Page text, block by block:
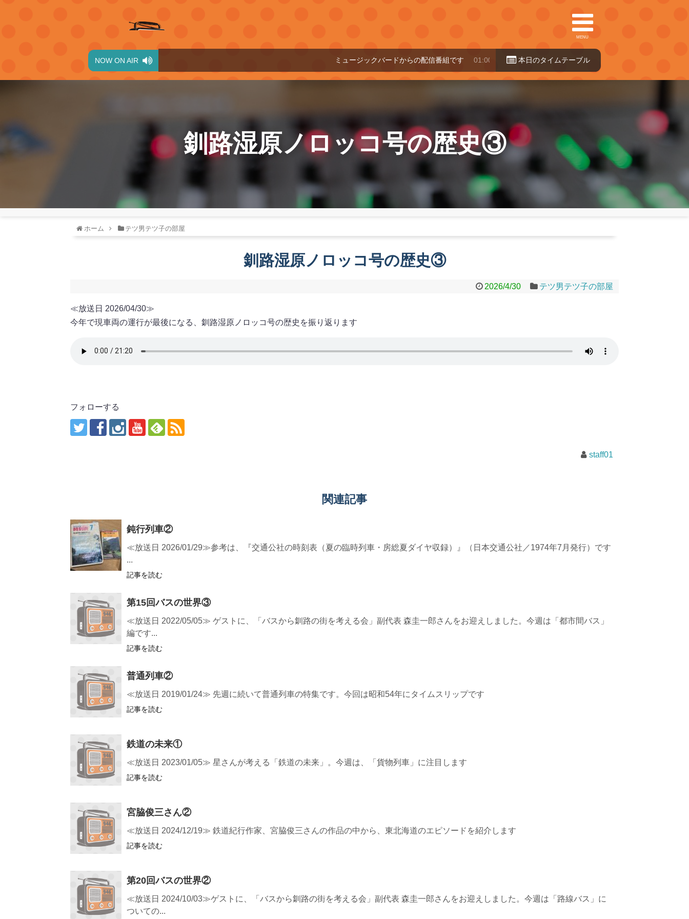
MENU
NOW ON AIR ミュージックバードからの配信番組です 01:00～10:00 本日のタイ ムテーブル
釧路湿原ノロッコ号の歴史③
ホーム テツ男テツ子の部屋
釧路湿原ノロッコ号の歴史③
2026/4/30 テツ男テツ子の部屋
≪放送日 2026/04/30≫
今年で現車両の運行が最後になる、釧路湿原ノロッコ号の歴史を振り返ります
フォローする
staff01
関連記事
鈍行列車②
≪放送日 2026/01/29≫参考は、『交通公社の時刻表（夏の臨時列車・房総夏ダイヤ収録）』（日本交通公社／1974年7月発行）です
...
記事を読む
第15回バスの世界③
≪放送日 2022/05/05≫ ゲストに、「バスから釧路の街を考える会」副代表 森圭一郎さんをお迎えしました。今週は「都市間バス」
編です...
記事を読む
普通列車②
≪放送日 2019/01/24≫ 先週に続いて普通列車の特集です。今回は昭和54年にタイムスリップです
記事を読む
鉄道の未来①
≪放送日 2023/01/05≫ 星さんが考える「鉄道の未来」。今週は、「貨物列車」に注目します
記事を読む
宮脇俊三さん②
≪放送日 2024/12/19≫ 鉄道紀行作家、宮脇俊三さんの作品の中から、東北海道のエピソードを紹介します
記事を読む
第20回バスの世界②
≪放送日 2024/10/03≫ゲストに、「バスから釧路の街を考える会」副代表 森圭一郎さんをお迎えしました。今週は「路線バス」に
ついての...